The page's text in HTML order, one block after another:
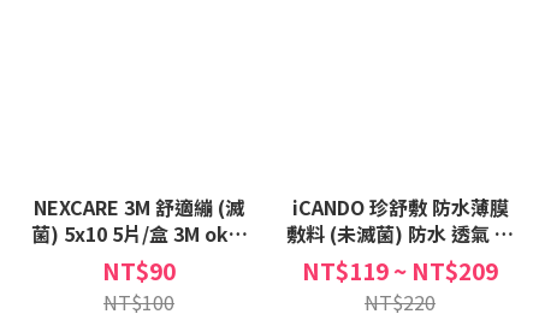
NEXCARE 3M 舒適繃 (滅
菌) 5x10 5片/盒 3M ok繃
大ok繃
NT$90
NT$100
iCANDO 珍舒敷 防水薄膜
敷料 (未滅菌) 防水 透氣 傷
口護膜 敷料 護膜 薄膜
NT$119 ~ NT$209
NT$220